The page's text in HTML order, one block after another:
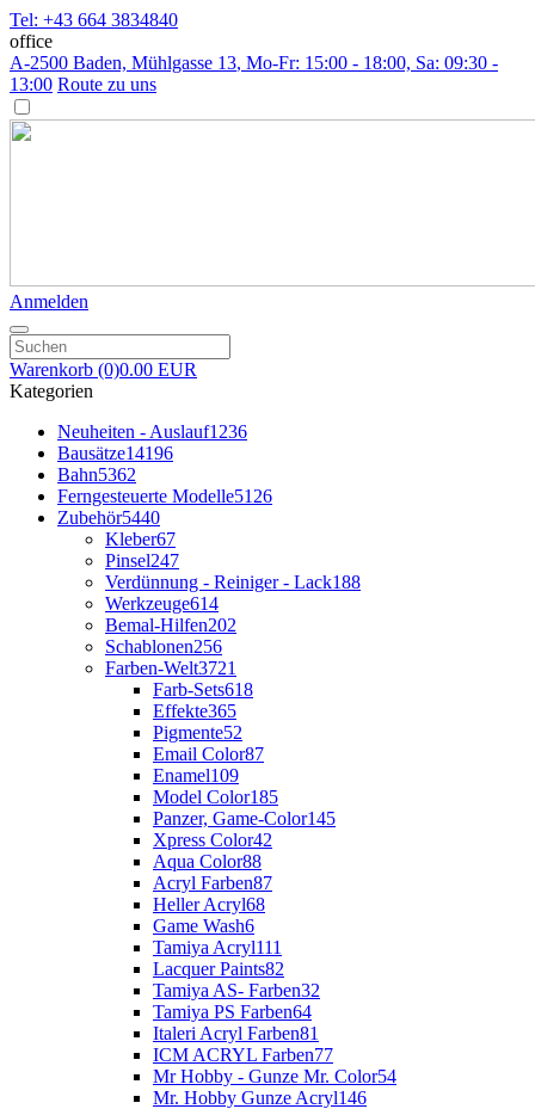
Tel: +43 664 3834840
office
A-2500 Baden, Mühlgasse 13, Mo-Fr: 15:00 - 18:00, Sa: 09:30 -
13:00 Route zu uns
Anmelden
Warenkorb (0)0.00 EUR
Kategorien
Neuheiten - Auslauf1236
Bausätze14196
Bahn5362
Ferngesteuerte Modelle5126
Zubehör5440
Kleber67
Pinsel247
Verdünnung - Reiniger - Lack188
Werkzeuge614
Bemal-Hilfen202
Schablonen256
Farben-Welt3721
Farb-Sets618
Effekte365
Pigmente52
Email Color87
Enamel109
Model Color185
Panzer, Game-Color145
Xpress Color42
Aqua Color88
Acryl Farben87
Heller Acryl68
Game Wash6
Tamiya Acryl111
Lacquer Paints82
Tamiya AS- Farben32
Tamiya PS Farben64
Italeri Acryl Farben81
ICM ACRYL Farben77
Mr Hobby - Gunze Mr. Color54
Mr. Hobby Gunze Acryl146